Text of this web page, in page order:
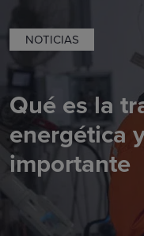
NOTICIAS
Qué es la
energética
importante